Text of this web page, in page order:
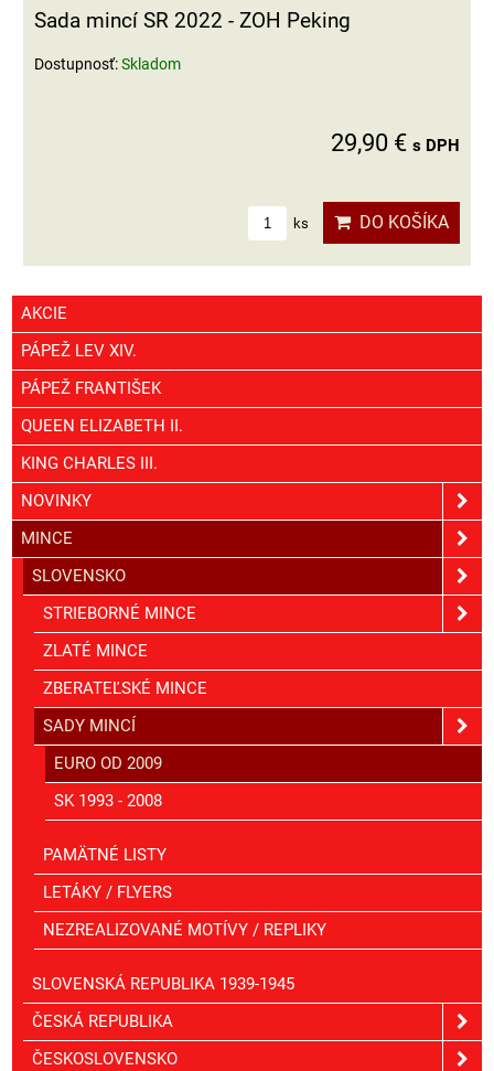
Sada mincí SR 2022 - ZOH Peking
Dostupnosť:Skladom
29,90 € s DPH
ks DO KOŠÍKA
AKCIE
PÁPEŽ LEV XIV.
PÁPEŽ FRANTIŠEK
QUEEN ELIZABETH II.
KING CHARLES III.
NOVINKY
MINCE
SLOVENSKO
STRIEBORNÉ MINCE
ZLATÉ MINCE
ZBERATEĽSKÉ MINCE
SADY MINCÍ
EURO OD 2009
SK 1993 - 2008
PAMÄTNÉ LISTY
LETÁKY / FLYERS
NEZREALIZOVANÉ MOTÍVY / REPLIKY
SLOVENSKÁ REPUBLIKA 1939-1945
ČESKÁ REPUBLIKA
ČESKOSLOVENSKO